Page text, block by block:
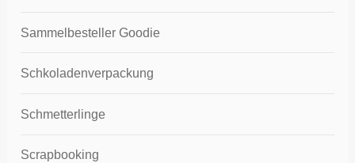
Sammelbesteller Goodie
Schkoladenverpackung
Schmetterlinge
Scrapbooking